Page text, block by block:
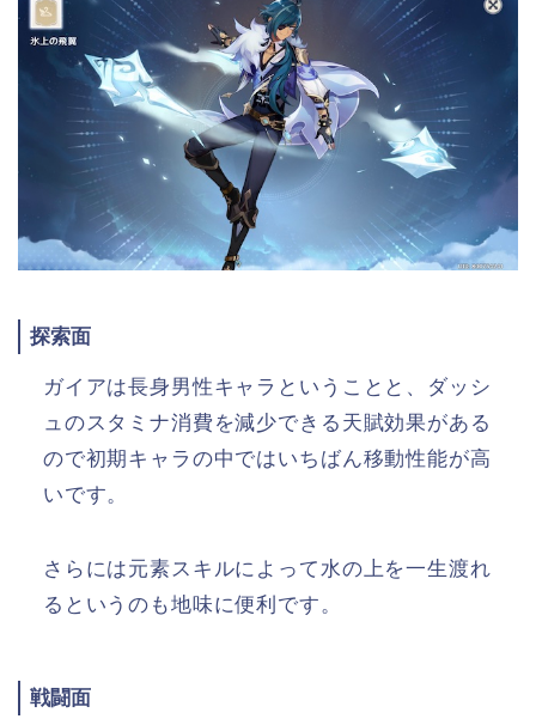
探索面
ガイアは長身男性キャラということと、ダッシ
ュのスタミナ消費を減少できる天賦効果がある
ので初期キャラの中ではいちばん移動性能が高
いです。
さらには元素スキルによって水の上を一生渡れ
るというのも地味に便利です。
戦闘面